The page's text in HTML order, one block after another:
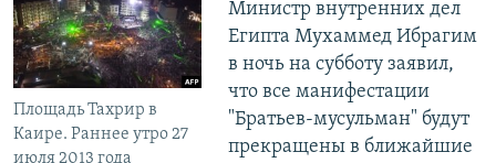
Площадь Тахрир в
Каире. Раннее утро 27
июля 2013 года
Министр внутренних дел
Египта Мухаммед Ибрагим
в ночь на субботу заявил,
что все манифестации
"Братьев-мусульман" будут
прекращены в ближайшие